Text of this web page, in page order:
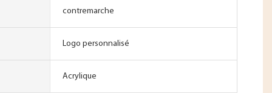
contremarche
Logo personnalisé
Acrylique